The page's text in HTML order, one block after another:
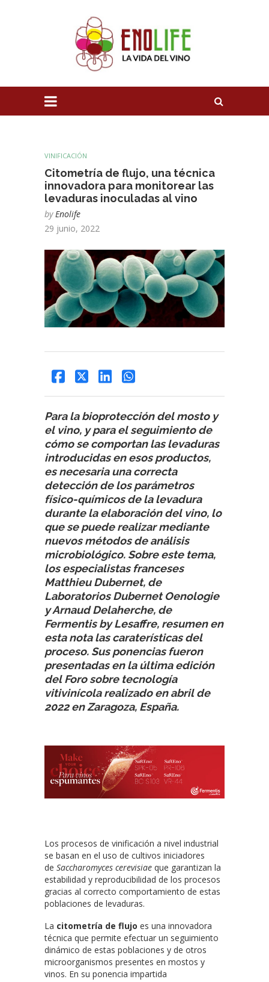
VINIFICACIÓN
Citometría de flujo, una técnica
innovadora para monitorear las
levaduras inoculadas al vino
by Enolife
29 junio, 2022
Para la bioprotección del mosto y
el vino, y para el seguimiento de
cómo se comportan las levaduras
introducidas en esos productos,
es necesaria una correcta
detección de los parámetros
físico-químicos de la levadura
durante la elaboración del vino, lo
que se puede realizar mediante
nuevos métodos de análisis
microbiológico. Sobre este tema,
los especialistas franceses
Matthieu Dubernet, de
Laboratorios Dubernet Oenologie
y Arnaud Delaherche, de
Fermentis by Lesaffre, resumen en
esta nota las caraterísticas del
proceso. Sus ponencias fueron
presentadas en la última edición
del Foro sobre tecnología
vitivinícola realizado en abril de
2022 en Zaragoza, España.
Los procesos de vinificación a nivel industrial
se basan en el uso de cultivos iniciadores
de Saccharomyces cerevisiae que garantizan la
estabilidad y reproducibilidad de los procesos
gracias al correcto comportamiento de estas
poblaciones de levaduras.
La citometría de flujo es una innovadora
técnica que permite efectuar un seguimiento
dinámico de estas poblaciones y de otros
microorganismos presentes en mostos y
vinos. En su ponencia impartida